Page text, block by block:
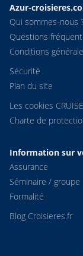
Azur-
Qui sommes-nous
Questions
Conditions
Sécurité
Plan du site
Les cookies
Charte de
Information sur
Assurance
Séminaire / groupe
Formalité
Blog Croisieres.fr